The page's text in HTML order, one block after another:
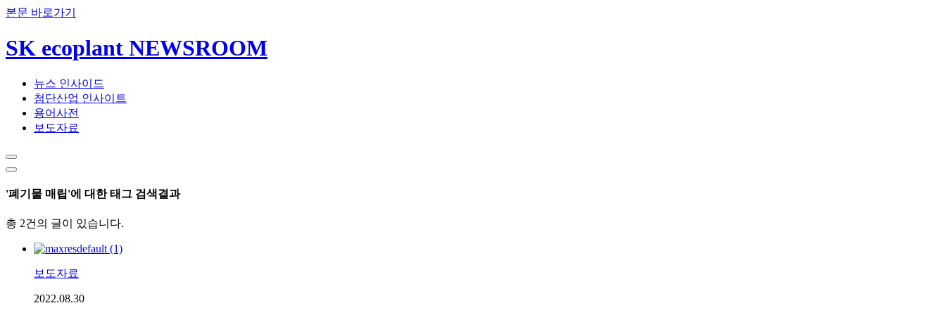
본문 바로가기
SK ecoplant NEWSROOM
뉴스 인사이드
첨단산업 인사이트
용어사전
보도자료
'폐기물 매립'에 대한 태그 검색결과
총 2건의 글이 있습니다.
보도자료
2022.08.30